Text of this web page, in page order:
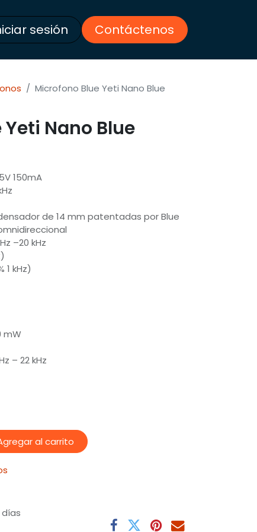
sesión Contáctenos
Microfono Blue Yeti Nano Blue
Nano Blue
150mA
de 14 mm patentadas por Blue
–20 kHz
1 kHz)
mW
– 22 kHz
al carrito